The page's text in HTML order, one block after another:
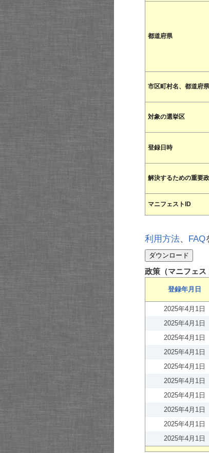
都道府県
市区町村名、都道府
対象の選挙区
登録日時
解決するための重要
マニフェストID
利用方法、 FAQ
政策（マニフェス
登録年月日
2025年4月1日
2025年4月1日
2025年4月1日
2025年4月1日
2025年4月1日
2025年4月1日
2025年4月1日
2025年4月1日
2025年4月1日
2025年4月1日